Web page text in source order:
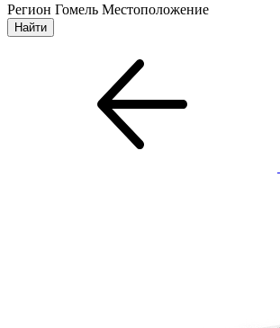
Регион Гомель Местоположение